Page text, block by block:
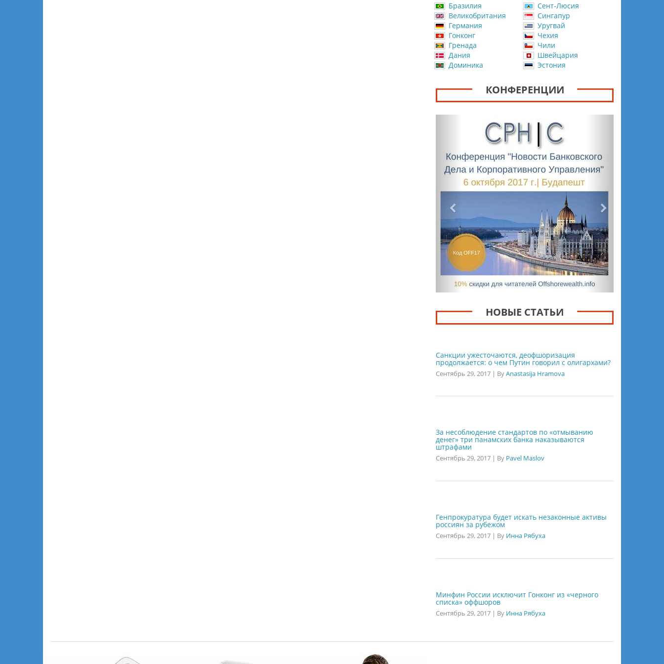
Бразилия
Великобритания
Германия
Гонконг
Гренада
Дания
Доминика
Сент-Люсия
Сингапур
Уругвай
Чехия
Чили
Швейцария
Эстония
КОНФЕРЕНЦИИ
НОВЫЕ СТАТЬИ
Санкции ужесточаются, деофшоризация
продолжается: о чем Путин говорил с олигархами?
Сентябрь 29, 2017 | ByAnastasija Hramova
За несоблюдение стандартов по «отмыванию
денег» три панамских банка наказываются
штрафами
Сентябрь 29, 2017 | By Pavel Maslov
Генпрокуратура будет искать незаконные активы
россиян за рубежом
Сентябрь 29, 2017 | By Инна Рябуха
Минфин России исключит Гонконг из «черного
списка» оффшоров
Сентябрь 29, 2017 | By Инна Рябуха